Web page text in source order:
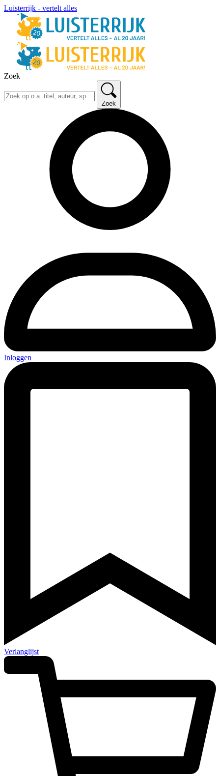
Luisterrijk - vertelt alles
Zoek
Zoek
Inloggen
Verlanglijst